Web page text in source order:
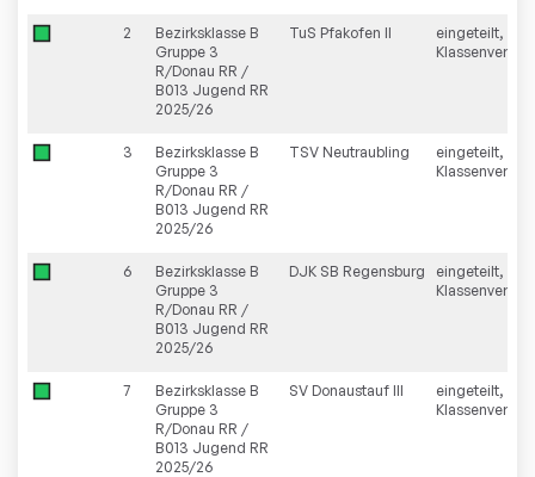
2
Bezirksklasse B
Gruppe 3
R/Donau RR /
B013 Jugend RR
2025/26
TuS Pfakofen II
eingeteilt,
3
Bezirksklasse B
Gruppe 3
R/Donau RR /
B013 Jugend RR
2025/26
TSV Neutraubling
eingeteilt,
6
Bezirksklasse B
Gruppe 3
R/Donau RR /
B013 Jugend RR
2025/26
DJK SB Regensburg
eingeteilt,
7
Bezirksklasse B
Gruppe 3
R/Donau RR /
B013 Jugend RR
2025/26
SV Donaustauf III
eingeteilt,